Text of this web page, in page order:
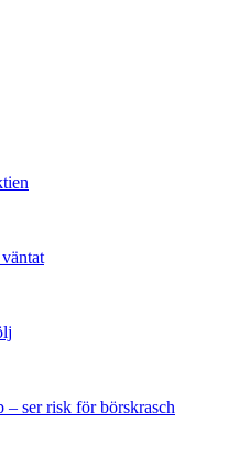
ser risk för börskrasch